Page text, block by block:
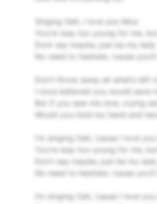
Singing Oah, I love you Moa
You’re way too young for me,
Dont say maybe, just be my lady
No need to hesitate, ’cause
Don’t throw away all what’s left
I once believed you would save
But if you saw me now, crying
Would you hold my hand and
I’m singing Oah, ’cause I love
You’re way too young for me,
Don’t say maybe, just be my lady
No need to hesitate, ’cause
I’m singing Oah, ’cause I love